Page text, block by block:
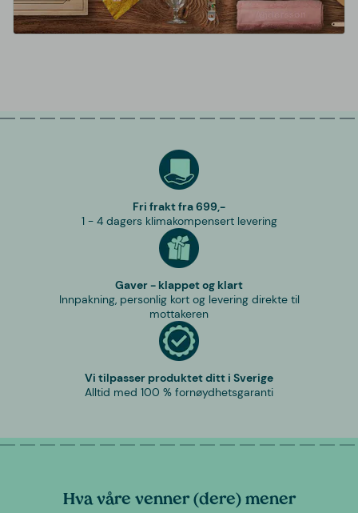
Fri frakt fra 699,-
1 - 4 dagers klimakompensert levering
Gaver - klappet og klart
Innpakning, personlig kort og levering direkte til
mottakeren
Vi tilpasser produktet ditt i Sverige
Alltid med 100 % fornøydhetsgaranti
Hva våre venner (dere) mener